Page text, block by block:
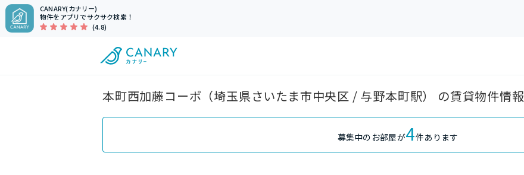
CANARY(カナリー)
物件をアプリでサクサク検索！
(4.8)
本町西加藤コーポ（埼玉県さいたま市中央区 / 与野本町駅） の賃貸物件情報
募集中のお部屋が4件あります